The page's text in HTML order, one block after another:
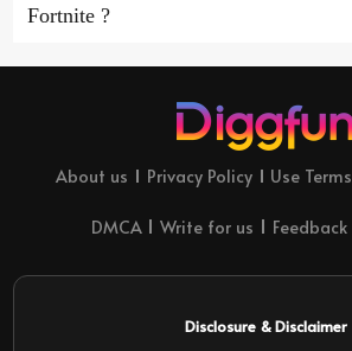
Fortnite ?
About us Privacy Policy Use Terms
DMCA Write for us Feedback
Disclosure & Disclaimer